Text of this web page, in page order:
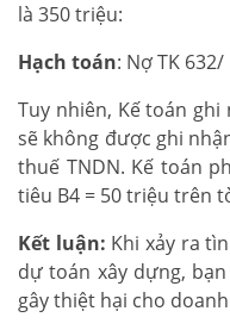
là 350 triệu:
Hạch toán: Nợ TK
Tuy nhiên, Kế toán
sẽ không được ghi
thuế TNDN. Kế toán
tiêu B4 = 50 triệu trên
Kết luận: Khi xảy ra
dự toán xây dựng,
gây thiệt hại cho